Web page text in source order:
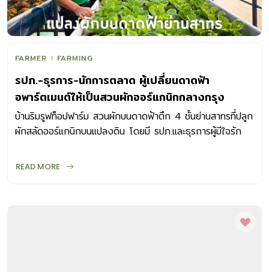
FARMER FARMING
รปภ.-ธุรการ-นักการตลาด ผู้เปลี่ยนดาดฟ้า
อพาร์ตเมนต์ให้เป็นสวนผักออร์แกนิกกลางกรุง
บ้านริมรูฟท็อปฟาร์ม สวนผักบนดาดฟ้าตึก 4 ชั้นย่านสาทรที่ปลูก
ผักสลัดออร์แกนิกบนแปลงดิน โดยมี รปภ.และธุรการผู้มีใจรัก
READ MORE